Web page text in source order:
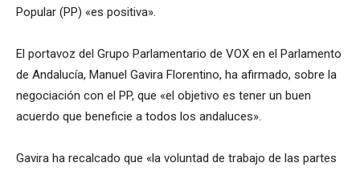
Popular (PP) «es positiva».
El portavoz del Grupo Parlamentario de VOX en el Parlamento
de Andalucía, Manuel Gavira Florentino, ha afirmado, sobre la
negociación con el PP, que «el objetivo es tener un buen
acuerdo que beneficie a todos los andaluces».
Gavira ha recalcado que «la voluntad de trabajo de las partes